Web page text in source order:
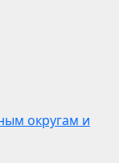
округам и